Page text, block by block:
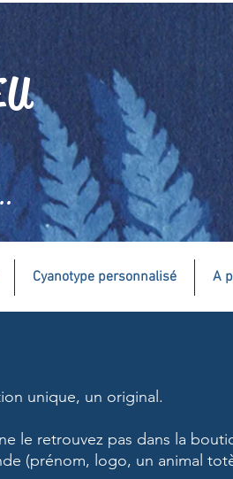
Cyanotype personnalisé A
unique, un original.
le retrouvez pas dans la
(prénom, logo, un animal